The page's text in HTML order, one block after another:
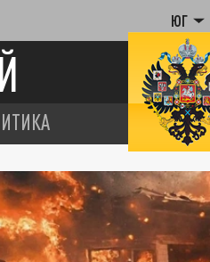
ЮГ